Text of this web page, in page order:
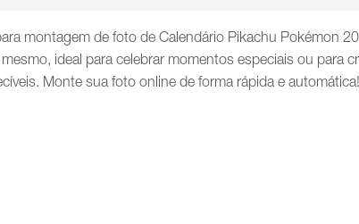
montagem de foto de Calendário Pikachu Pokémon
ideal para celebrar momentos especiais ou para
Monte sua foto online de forma rápida e automática!